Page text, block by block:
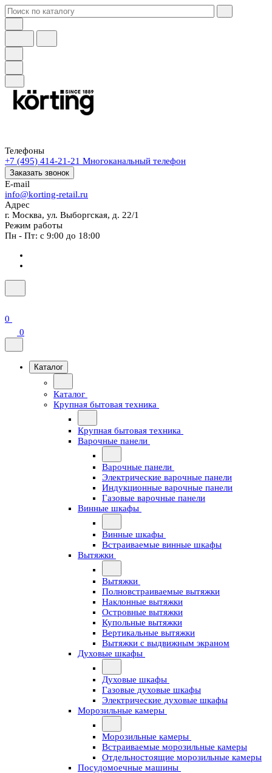
Телефоны
+7 (495) 414-21-21 Многоканальный телефон
Заказать звонок
E-mail
info@korting-retail.ru
Адрес
г. Москва, ул. Выборгская, д. 22/1
Режим работы
Пн - Пт: с 9:00 до 18:00
0
0
Каталог
Каталог
Крупная бытовая техника
Крупная бытовая техника
Варочные панели
Варочные панели
Электрические варочные панели
Индукционные варочные панели
Газовые варочные панели
Винные шкафы
Винные шкафы
Встраиваемые винные шкафы
Вытяжки
Вытяжки
Полновстраиваемые вытяжки
Наклонные вытяжки
Островные вытяжки
Купольные вытяжки
Вертикальные вытяжки
Вытяжки с выдвижным экраном
Духовые шкафы
Духовые шкафы
Газовые духовые шкафы
Электрические духовые шкафы
Морозильные камеры
Морозильные камеры
Встраиваемые морозильные камеры
Отдельностоящие морозильные камеры
Посудомоечные машины